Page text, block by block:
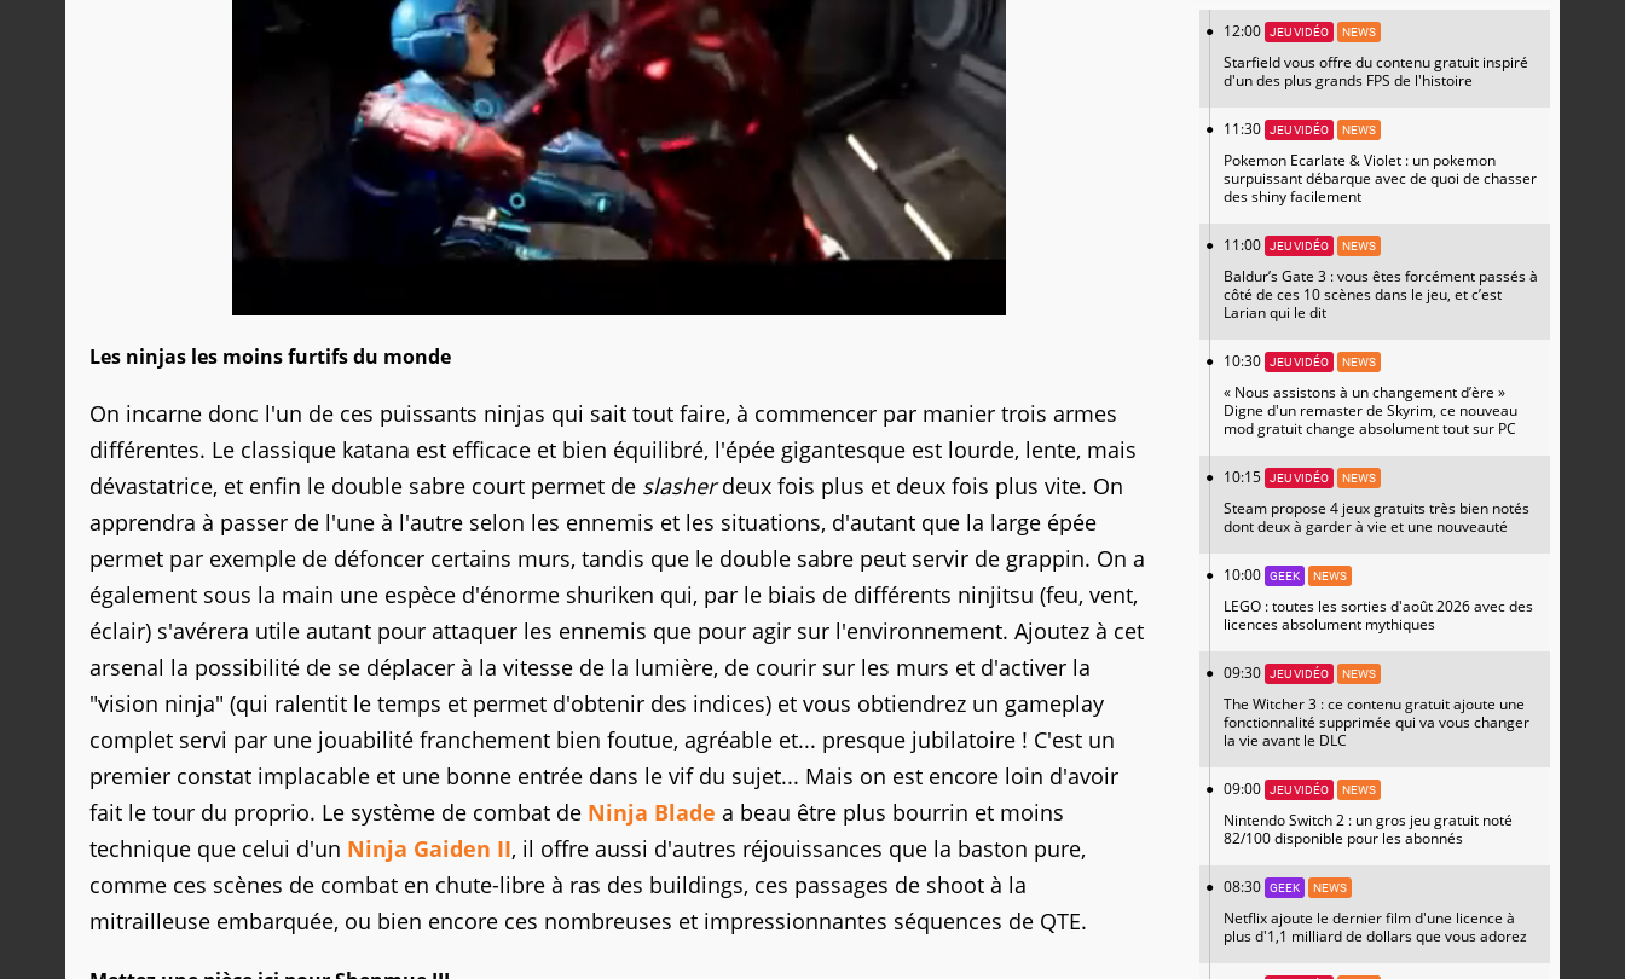
Les ninjas les moins furtifs du monde
On incarne donc l'un de ces puissants ninjas qui sait tout faire, à commencer par manier trois armes
différentes. Le classique katana est efficace et bien équilibré, l'épée gigantesque est lourde, lente, mais
dévastatrice, et enfin le double sabre court permet de slasherdeux fois plus et deux fois plus vite. On
apprendra à passer de l'une à l'autre selon les ennemis et les situations, d'autant que la large épée
permet par exemple de défoncer certains murs, tandis que le double sabre peut servir de grappin. On a
également sous la main une espèce d'énorme shuriken qui, par le biais de différents ninjitsu (feu, vent,
éclair) s'avérera utile autant pour attaquer les ennemis que pour agir sur l'environnement. Ajoutez à cet
arsenal la possibilité de se déplacer à la vitesse de la lumière, de courir sur les murs et d'activer la
"vision ninja" (qui ralentit le temps et permet d'obtenir des indices) et vous obtiendrez un gameplay
complet servi par une jouabilité franchement bien foutue, agréable et... presque jubilatoire ! C'est un
premier constat implacable et une bonne entrée dans le vif du sujet... Mais on est encore loin d'avoir
fait le tour du proprio. Le système de combat de Ninja Blade a beau être plus bourrin et moins
technique que celui d'un Ninja Gaiden II, il offre aussi d'autres réjouissances que la baston pure,
comme ces scènes de combat en chute-libre à ras des buildings, ces passages de shoot à la
mitrailleuse embarquée, ou bien encore ces nombreuses et impressionnantes séquences de QTE.
12:00 JEU VIDÉO NEWS
Starfield vous offre du contenu gratuit inspiré
d'un des plus grands FPS de l'histoire
11:30 JEU VIDÉO NEWS
Pokemon Ecarlate & Violet : un pokemon
surpuissant débarque avec de quoi de chasser
des shiny facilement
11:00 JEU VIDÉO NEWS
Baldur’s Gate 3 : vous êtes forcément passés à
côté de ces 10 scènes dans le jeu, et c’est
Larian qui le dit
10:30 JEU VIDÉO NEWS
« Nous assistons à un changement d’ère »
Digne d'un remaster de Skyrim, ce nouveau
mod gratuit change absolument tout sur PC
10:15 JEU VIDÉO NEWS
Steam propose 4 jeux gratuits très bien notés
dont deux à garder à vie et une nouveauté
10:00 GEEK NEWS
LEGO : toutes les sorties d'août 2026 avec des
licences absolument mythiques
09:30 JEU VIDÉO NEWS
The Witcher 3 : ce contenu gratuit ajoute une
fonctionnalité supprimée qui va vous changer
la vie avant le DLC
09:00 JEU VIDÉO NEWS
Nintendo Switch 2 : un gros jeu gratuit noté
82/100 disponible pour les abonnés
08:30 GEEK NEWS
Netflix ajoute le dernier film d'une licence à
plus d'1,1 milliard de dollars que vous adorez